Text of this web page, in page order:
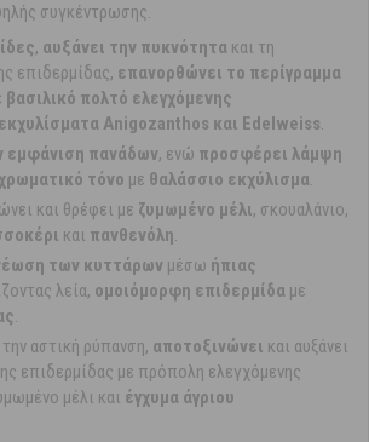
συγκέντρωσης.
, αυξάνει την πυκνότητα και τη
επιδερμίδας, επανορθώνει το περίγραμμα
βασιλικό πολτό ελεγχόμενης
εκχυλίσματα Anigozanthos και Edelweiss.
εμφάνιση πανάδων, ενώ προσφέρει λάμψη
τόνο με θαλάσσιο εκχύλισμα.
και θρέφει με ζυμωμένο μέλι, σκουαλάνιο,
και πανθενόλη.
των κυττάρων μέσω ήπιας
λεία, ομοιόμορφη επιδερμίδα με
.
αστική ρύπανση, αποτοξινώνει και αυξάνει
επιδερμίδας με πρόπολη ελεγχόμενης
μέλι και έγχυμα άγριου